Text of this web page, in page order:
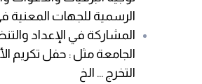
الرسمية للجهات المعنية
المشاركة في الإعداد
الجامعة مثل : حفل تكريم
التخرج ... الخ